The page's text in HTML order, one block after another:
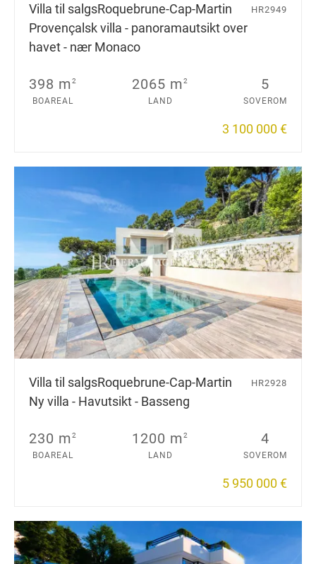
Villa til salgsRoquebrune-Cap-Martin
Provençalsk villa - panoramautsikt over
havet - nær Monaco
HR2949
398 m2
BOAREAL
2065 m2
LAND
5
SOVEROM
3 100 000 €
Villa til salgsRoquebrune-Cap-Martin
Ny villa - Havutsikt - Basseng
HR2928
230 m2
BOAREAL
1200 m2
LAND
4
SOVEROM
5 950 000 €